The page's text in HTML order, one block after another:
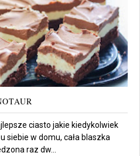
ciasto jakie kiedykolwiek
siebie w domu, cała blaszka
raz dw...